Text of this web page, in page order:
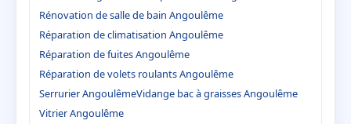
Rénovation de salle de bain Angoulême
Réparation de climatisation Angoulême
Réparation de fuites Angoulême
Réparation de volets roulants Angoulême
Serrurier AngoulêmeVidange bac à graisses Angoulême
Vitrier Angoulême